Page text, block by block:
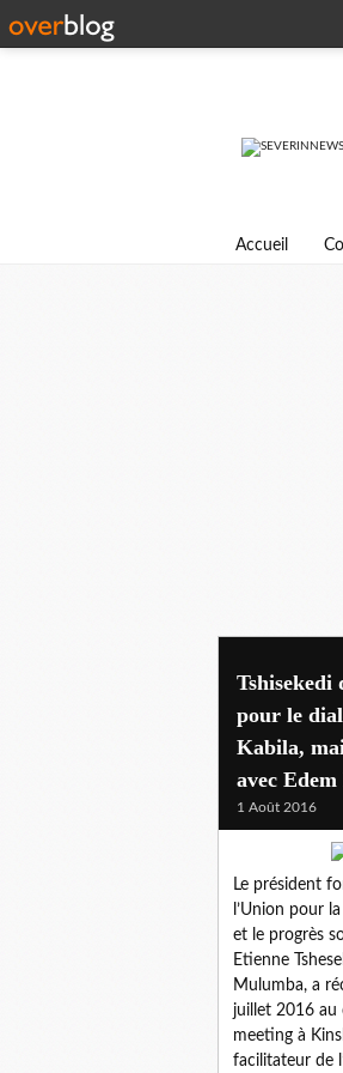
Accueil
etienne
Tshisekedi
pour le
Kabila,
avec
1 Août 2016
Le président
l’Union pour
et le progrès
Etienne
Mulumba, a
juillet 2016 au
meeting à
facilitateur de